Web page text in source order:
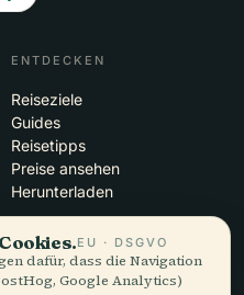
ENTDECKEN
Reiseziele
Guides
Reisetipps
Preise ansehen
Herunterladen
HILFE
EU · DSGVO
dafür, dass die Navigation
Google Analytics)